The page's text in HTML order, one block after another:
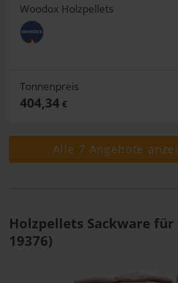
Woodox Holzpellets
Tonnenpreis
404,34€
Alle 7 Angebote
Holzpellets Sackware für
19376)